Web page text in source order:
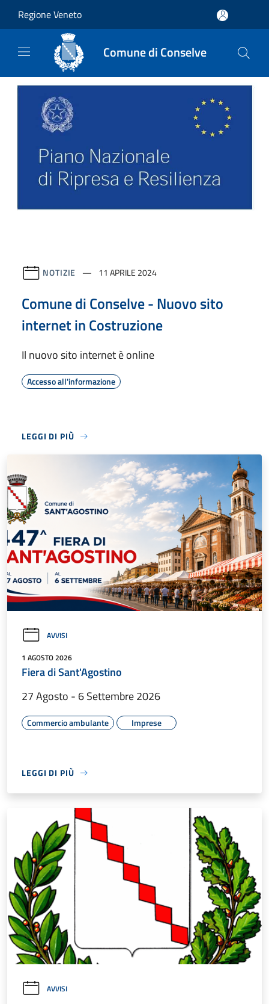
Regione Veneto
Comune di Conselve
NOTIZIE 11 APRILE 2024
Comune di Conselve - Nuovo sito
internet in Costruzione
Il nuovo sito internet è online
Accesso all'informazione
LEGGI DI PIÙ
AVVISI
1 AGOSTO 2026
Fiera di Sant'Agostino
27 Agosto - 6 Settembre 2026
Commercio ambulante Imprese
LEGGI DI PIÙ
AVVISI